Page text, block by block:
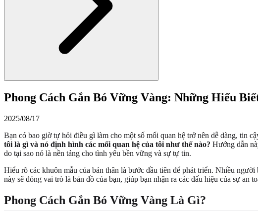
Phong Cách Gắn Bó Vững Vàng: Những Hiểu
2025/08/17
Bạn có bao giờ tự hỏi điều gì làm cho một số mối quan hệ trở nên dễ dàng, tin
tôi là gì và nó định hình các mối quan hệ của tôi như thế nào? Hướng dẫn
do tại sao nó là nền tảng cho tình yêu bền vững và sự tự tin.
Hiểu rõ các khuôn mẫu của bản thân là bước đầu tiên để phát triển. Nhiều
này sẽ đóng vai trò là bản đồ của bạn, giúp bạn nhận ra các dấu hiệu của sự
Phong Cách Gắn Bó Vững Vàng Là Gì?